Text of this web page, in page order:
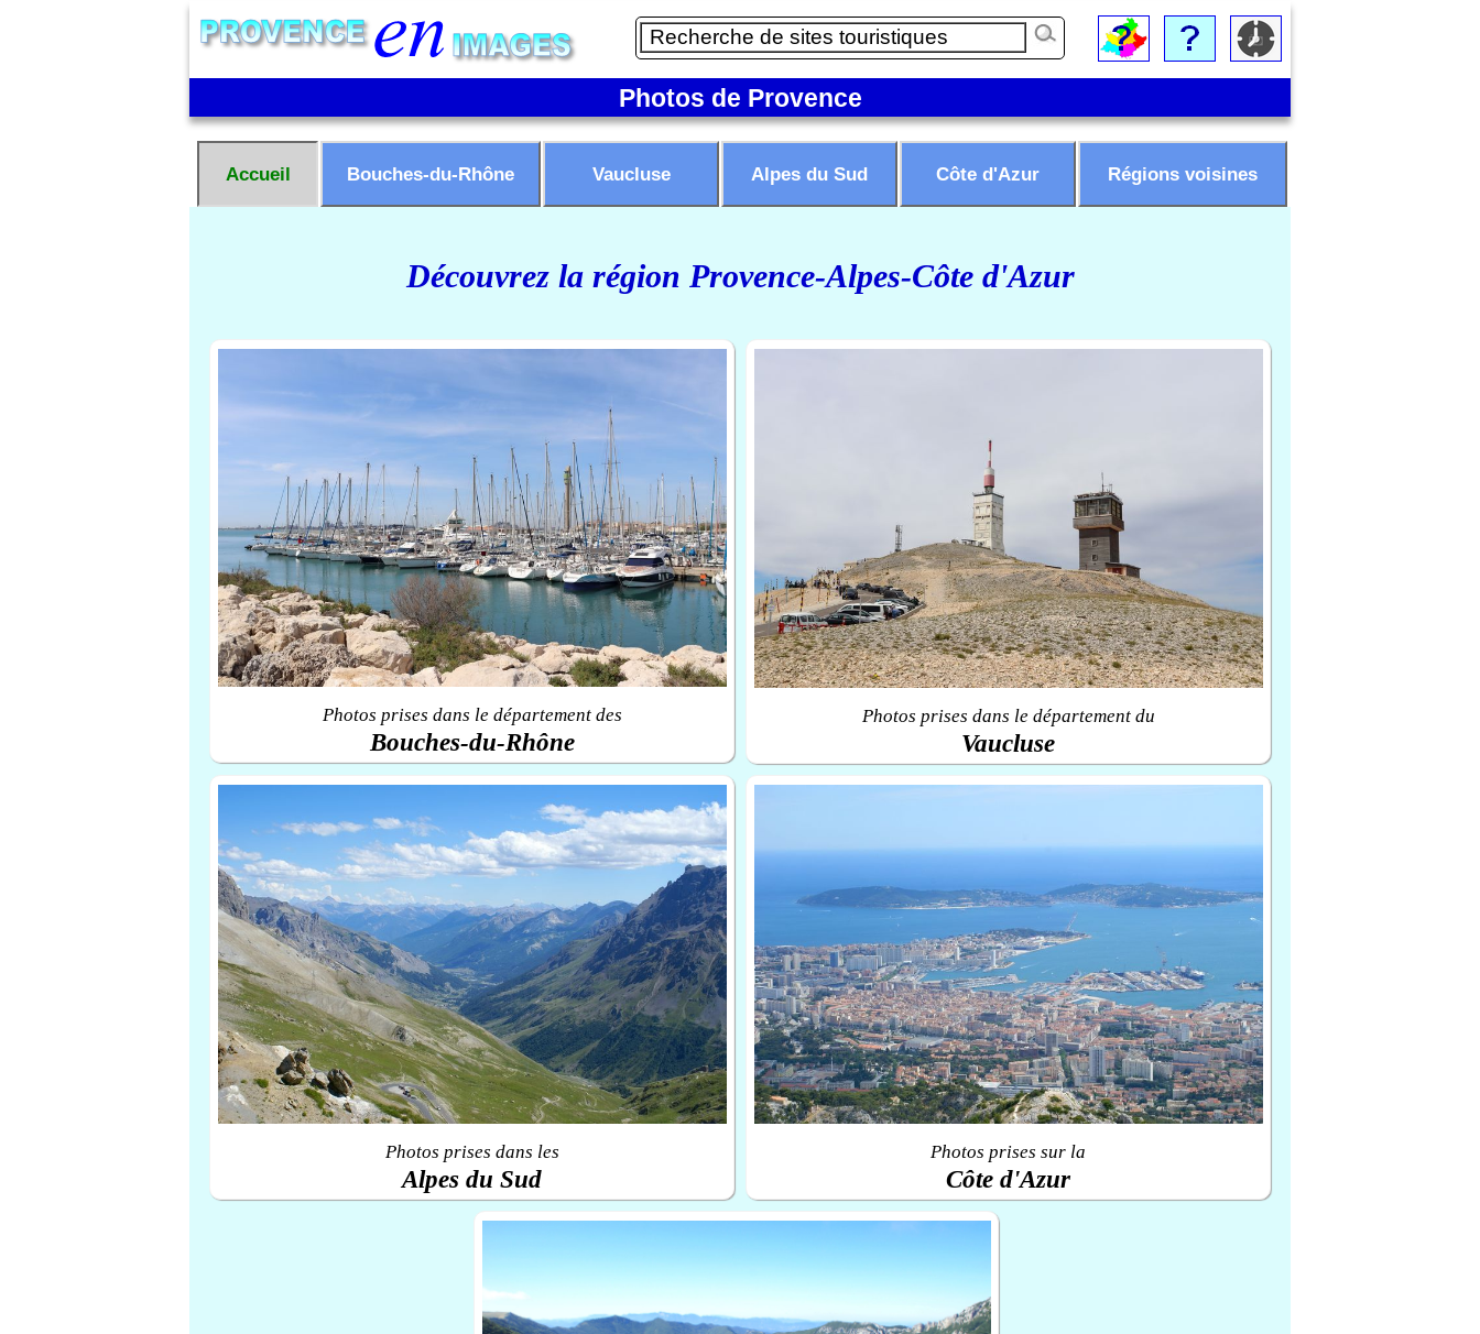
Photos de Provence
Accueil Bouches-du-Rhône Vaucluse Alpes du Sud Côte d'Azur Régions voisines
Découvrez la région Provence-Alpes-Côte d'Azur
Photos prises dans le département des
Bouches-du-Rhône
Photos prises dans le département du
Vaucluse
Photos prises dans les
Alpes du Sud
Photos prises sur la
Côte d'Azur